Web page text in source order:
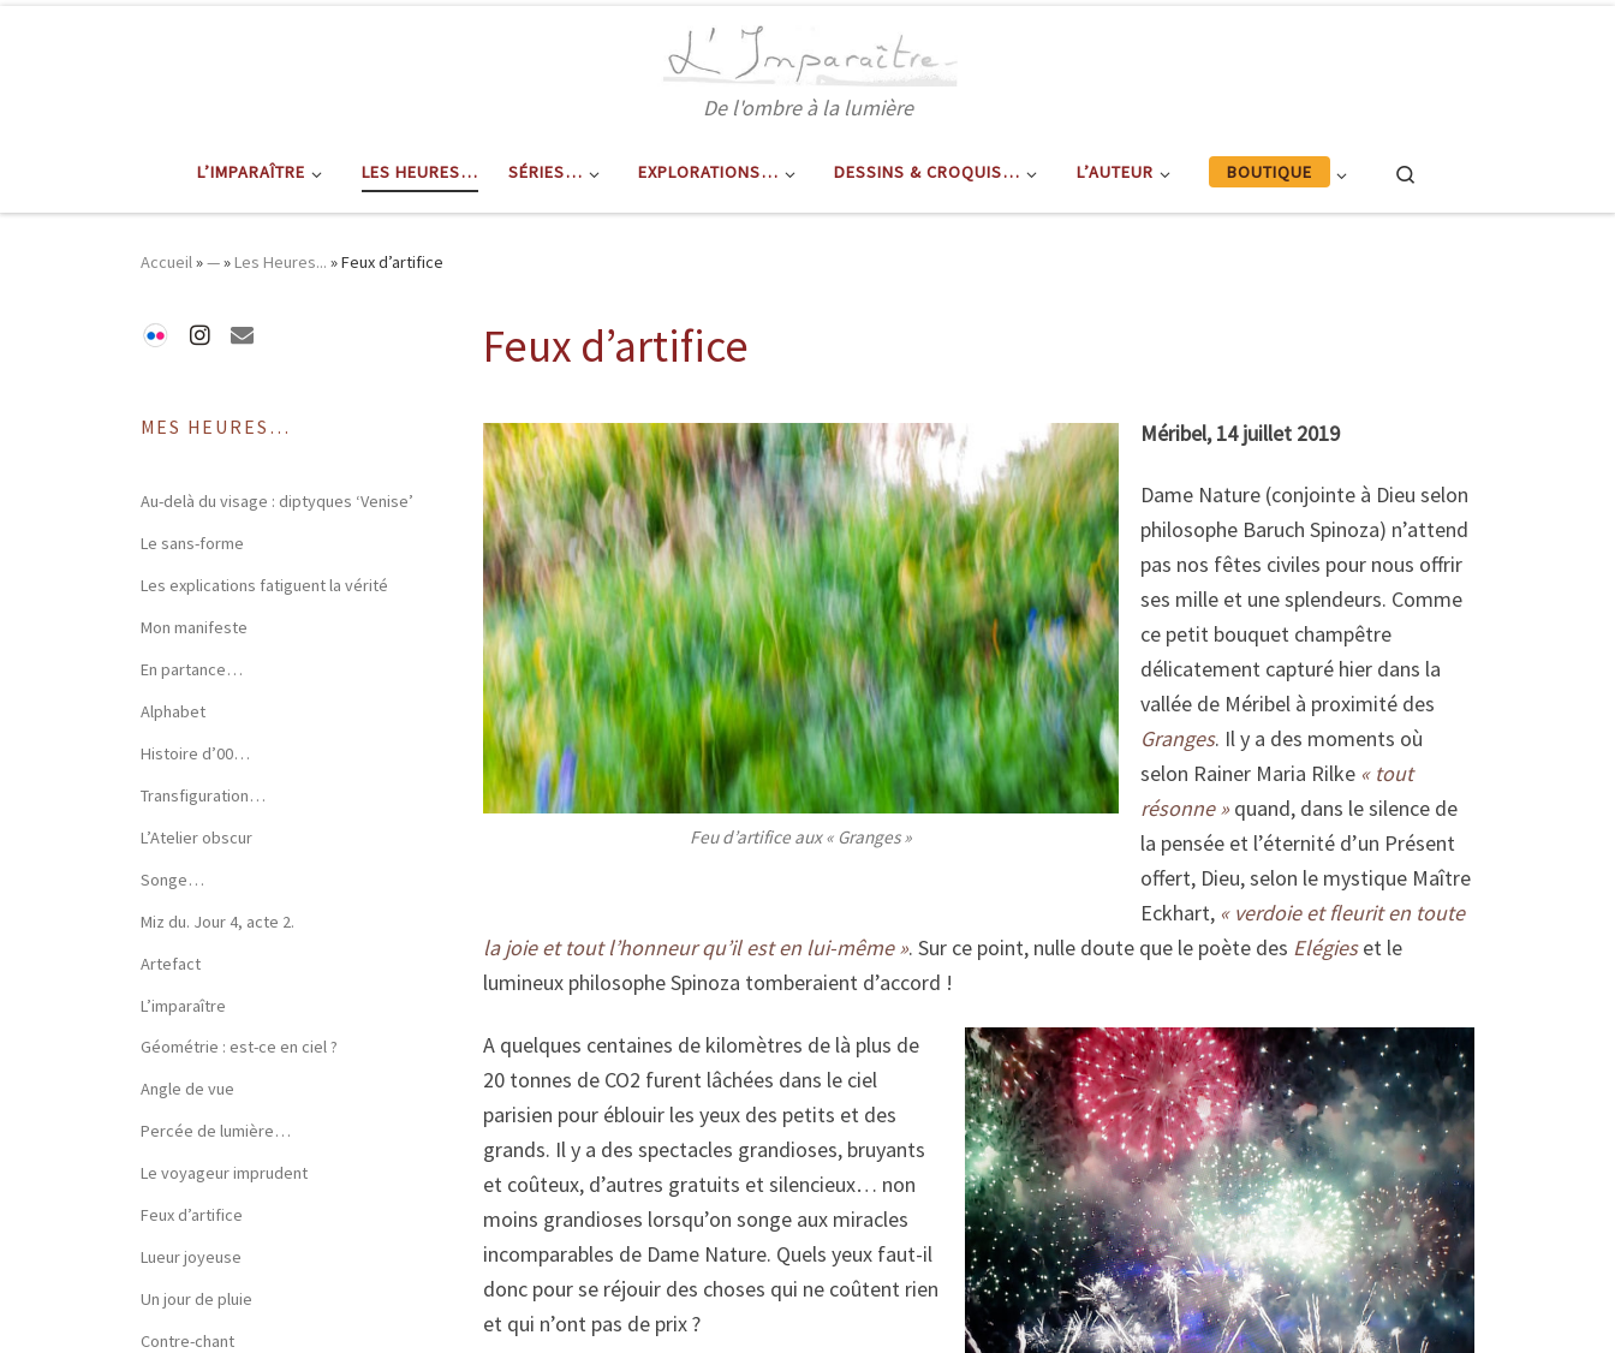
De l'ombre à la lumière
L’IMPARAÎTRE LES HEURES… SÉRIES… EXPLORATIONS… DESSINS & CROQUIS… L’AUTEUR BOUTIQUE
Accueil »—»Les Heures... »Feux d’artifice
Feux d’artifice
Feu d’artifice aux « Granges »
Méribel, 14 juillet 2019
Dame Nature (conjointe à Dieu selon
philosophe Baruch Spinoza) n’attend
pas nos fêtes civiles pour nous offrir
ses mille et une splendeurs. Comme
ce petit bouquet champêtre
délicatement capturé hier dans la
vallée de Méribel à proximité des
Granges. Il y a des moments où
selon Rainer Maria Rilke « tout
résonne » quand, dans le silence de
la pensée et l’éternité d’un Présent
offert, Dieu, selon le mystique Maître
Eckhart, « verdoie et fleurit en toute
la joie et tout l’honneur qu’il est en lui-même ». Sur ce point, nulle doute que le poète des Elégieset le
lumineux philosophe Spinoza tomberaient d’accord !
A quelques centaines de kilomètres de là plus de
20 tonnes de CO2 furent lâchées dans le ciel
parisien pour éblouir les yeux des petits et des
grands. Il y a des spectacles grandioses, bruyants
et coûteux, d’autres gratuits et silencieux… non
moins grandioses lorsqu’on songe aux miracles
incomparables de Dame Nature. Quels yeux faut-il
donc pour se réjouir des choses qui ne coûtent rien
et qui n’ont pas de prix ?
MES HEURES…
Au-delà du visage : diptyques ‘Venise’
Le sans-forme
Les explications fatiguent la vérité
Mon manifeste
En partance…
Alphabet
Histoire d’00…
Transfiguration…
L’Atelier obscur
Songe…
Miz du. Jour 4, acte 2.
Artefact
L’imparaître
Géométrie : est-ce en ciel ?
Angle de vue
Percée de lumière…
Le voyageur imprudent
Feux d’artifice
Lueur joyeuse
Un jour de pluie
Contre-chant